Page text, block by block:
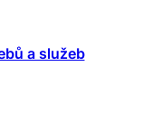
a služeb